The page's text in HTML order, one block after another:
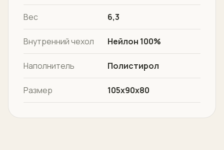
Вес 6,3
Внутренний чехол Нейлон 100%
Наполнитель Полистирол
Размер 105х90х80